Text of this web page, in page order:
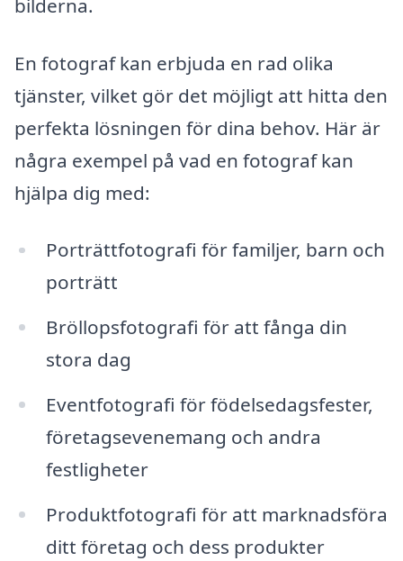
bilderna.
En fotograf kan erbjuda en rad olika
tjänster, vilket gör det möjligt att hitta den
perfekta lösningen för dina behov. Här är
några exempel på vad en fotograf kan
hjälpa dig med:
Porträttfotografi för familjer, barn och
porträtt
Bröllopsfotografi för att fånga din
stora dag
Eventfotografi för födelsedagsfester,
företagsevenemang och andra
festligheter
Produktfotografi för att marknadsföra
ditt företag och dess produkter